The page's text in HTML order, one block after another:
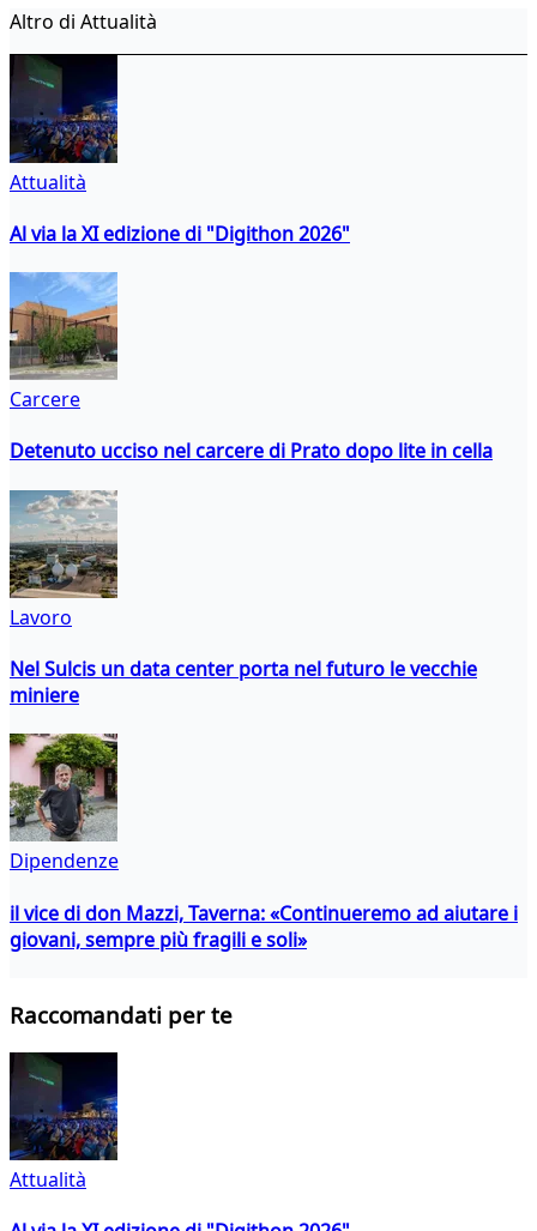
Altro di Attualità
Attualità
Al via la XI edizione di "Digithon 2026"
Carcere
Detenuto ucciso nel carcere di Prato dopo lite in cella
Lavoro
Nel Sulcis un data center porta nel futuro le vecchie
miniere
Dipendenze
il vice di don Mazzi, Taverna: «Continueremo ad aiutare i
giovani, sempre più fragili e soli»
Raccomandati per te
Attualità